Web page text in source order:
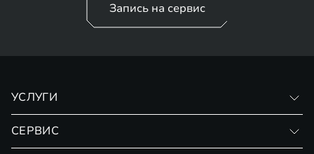
Запись на сервис
УСЛУГИ
СЕРВИС